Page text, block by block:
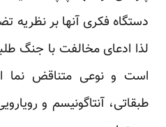
دستگاه فکری آنها بر نظریه
لذا ادعای مخالفت با جنگ
است و نوعی متناقض نما
طبقاتی، آنتاگونیسم و